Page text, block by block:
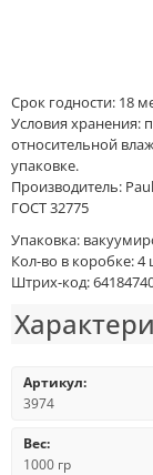
Срок годности: 18
Условия хранения:
относительной
упаковке.
Производитель:
ГОСТ 32775
Упаковка:
Кол-во в коробке: 4
Штрих-код:
Артикул:
3974
Вес:
1000 гр